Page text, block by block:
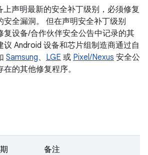
上声明最新的安全补丁级别，必须修复
安全漏洞。 但在声明安全补丁级别
复设备/合作伙伴安全公告中记录的其
议 Android 设备和芯片组制造商通过自
Samsung、 LGE 或 Pixel/Nexus 安全公
的其他修复程序。
备注